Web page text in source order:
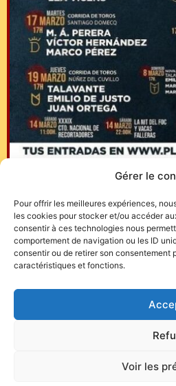
Gérer le
Pour offrir les meilleures expériences,
les cookies pour stocker et/ou accéder
consentir à ces technologies nous
comportement de navigation ou les ID
consentir ou de retirer son
caractéristiques et fonctions.
Voir les
https://